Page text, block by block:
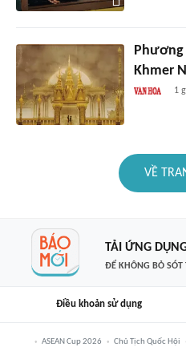
Phương
Khmer
1
VỀ
TẢI ỨNG
ĐỂ KHÔNG BỎ SÓT
Điều khoản sử dụng
ASEAN Cup 2026 Chủ Tịch Quốc Hội